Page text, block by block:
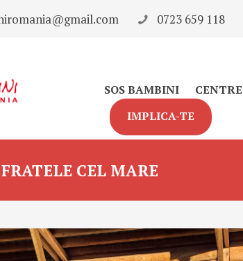
0723 659 118
SOS BAMBINI CENTRE
IMPLICA-TE
CEL MARE